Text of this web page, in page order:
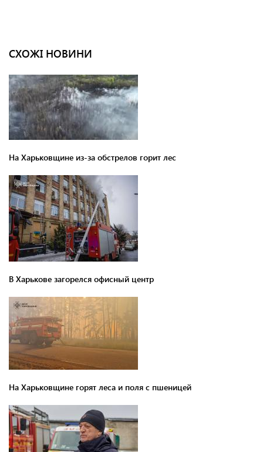
СХОЖІ НОВИНИ
На Харьковщине из-за обстрелов горит лес
В Харькове загорелся офисный центр
На Харьковщине горят леса и поля с пшеницей